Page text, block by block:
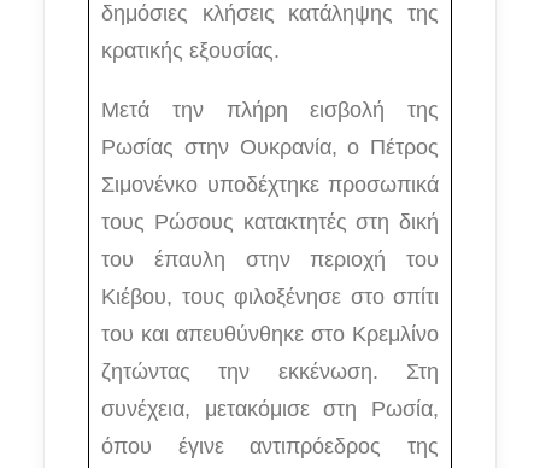
δημόσιες κλήσεις κατάληψης της
κρατικής εξουσίας.
Μετά την πλήρη εισβολή της
Ρωσίας στην Ουκρανία, ο Πέτρος
Σιμονένκο υποδέχτηκε προσωπικά
τους Ρώσους κατακτητές στη δική
του έπαυλη στην περιοχή του
Κιέβου, τους φιλοξένησε στο σπίτι
του και απευθύνθηκε στο Κρεμλίνο
ζητώντας την εκκένωση. Στη
συνέχεια, μετακόμισε στη Ρωσία,
όπου έγινε αντιπρόεδρος της